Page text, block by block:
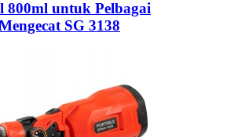
800ml untuk Pelbagai
SG 3138